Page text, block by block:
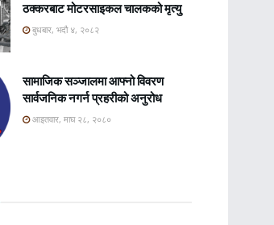
ठक्करबाट मोटरसाइकल चालकको मृत्यु
बुधबार, भदौ ४, २०८२
सामाजिक सञ्जालमा आफ्नो विवरण
सार्वजनिक नगर्न प्रहरीको अनुरोध
आइतवार, माघ २८, २०८०